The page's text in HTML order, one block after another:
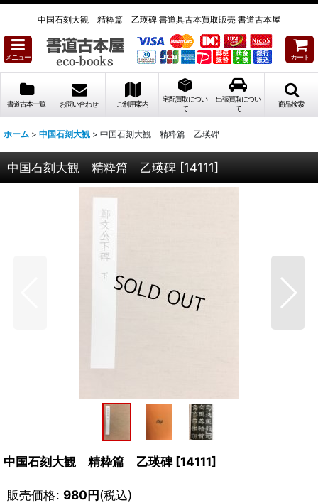
中国石刻大観 精粋篇 乙瑛碑 書道具古本買取販売 書道古本屋
メニュー カート
書道古本一覧 お問い合わせ ご利用案内
宅配買取につい
て
出張買取につい
て
商品検索
ホーム > 中国石刻大観 > 中国石刻大観 精粋篇 乙瑛碑
中国石刻大観 精粋篇 乙瑛碑 [14111]
中国石刻大観 精粋篇 乙瑛碑 [14111]
販売価格: 980円(税込)